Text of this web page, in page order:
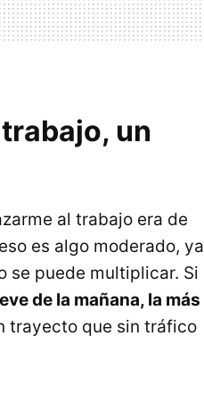
un
al trabajo era de
es algo moderado, ya
se puede multiplicar. Si
de la mañana, la más
trayecto que sin tráfico